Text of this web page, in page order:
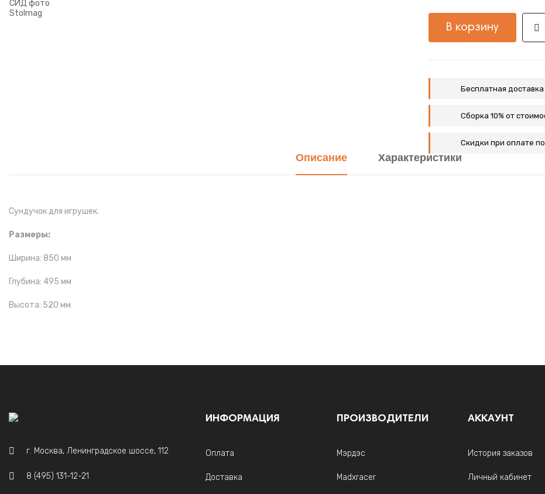
В корзину
Бесплатная
Сборка 10% от
Скидки при оплате
Описание Характеристики
Сундучок для игрушек.
Размеры:
Ширина: 850 мм
Глубина: 495 мм
Высота: 520 мм
г. Москва, Ленинградское шоссе, 112
8 (495) 131-12-21
ИНФОРМАЦИЯ
Оплата
Доставка
ПРОИЗВОДИТЕЛИ
Мэрдэс
Madxracer
АККАУНТ
История заказов
Личный кабинет